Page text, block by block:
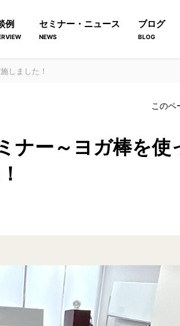
例 セミナー・ニュース
NEWS
ブログ
BLOG
しました！
このペ
ナー～ヨガ棒を